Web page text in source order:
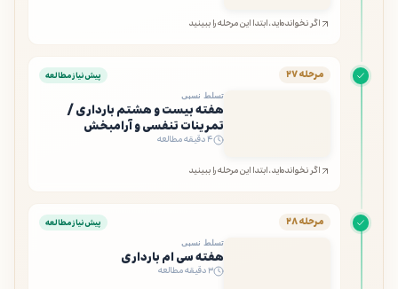
اگر نخوانده‌اید، ابتدا این مرحله را ببینید
مرحله ۲۷ پیش‌نیاز مطالعه
تسلط نسبی
هفته بیست و هشتم بارداری /
تمرینات تنفسی و آرامبخش
۴ دقیقه مطالعه
اگر نخوانده‌اید، ابتدا این مرحله را ببینید
مرحله ۲۸ پیش‌نیاز مطالعه
تسلط نسبی
هفته سی ام بارداری
۳ دقیقه مطالعه